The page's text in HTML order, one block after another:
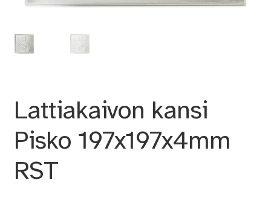
Lattiakaivon kansi
Pisko 197x197x4mm
RST